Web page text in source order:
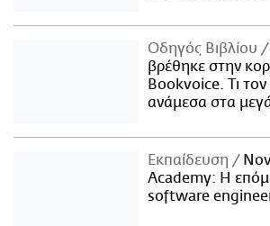
Οδηγός Βιβλίου
βρέθηκε στην
Bookvoice. Τι τον
ανάμεσα στα
Εκπαίδευση
Academy: Η
software